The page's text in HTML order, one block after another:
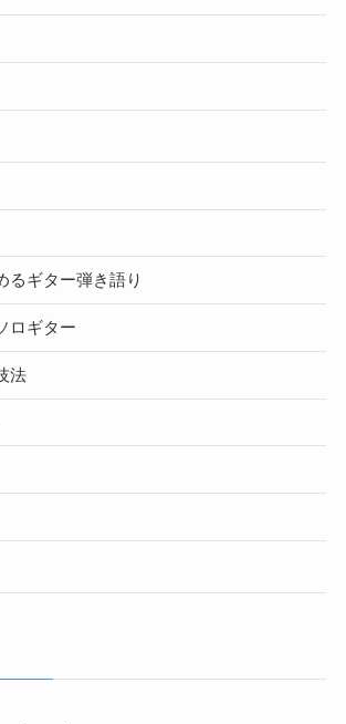
るギター弾き語り
ロギター
法